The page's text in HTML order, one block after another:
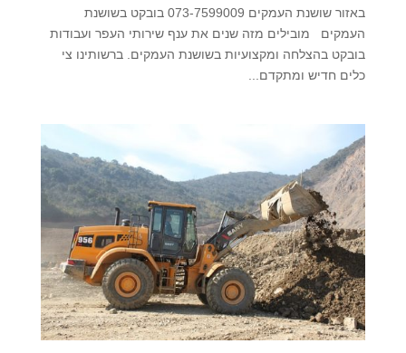
באזור שושנת העמקים 073-7599009 בובקט בשושנת
העמקים מובילים מזה שנים את ענף שירותי העפר ועבודות
בובקט בהצלחה ומקצועיות בשושנת העמקים. ברשותינו צי
כלים חדיש ומתקדם...